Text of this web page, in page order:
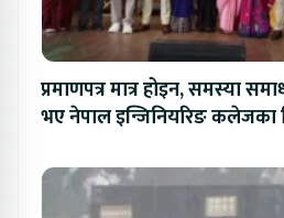
प्रमाणपत्र मात्र होइन, समस्या
भए नेपाल इन्जिनियरिङ कलेजका